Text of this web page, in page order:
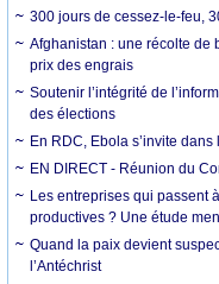
300 jours de cessez-le-feu,
Afghanistan : une récolte de
prix des engrais
Soutenir l’intégrité de
des élections
En RDC, Ebola s’invite
EN DIRECT - Réunion du
Les entreprises qui passent
productives ? Une étude
Quand la paix devient
l’Antéchrist